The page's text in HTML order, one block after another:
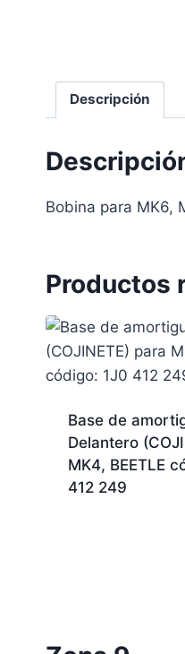
Descripción
Bobina para MK6,
Productos
Base de
Delantero
MK4, BEETLE
412 249